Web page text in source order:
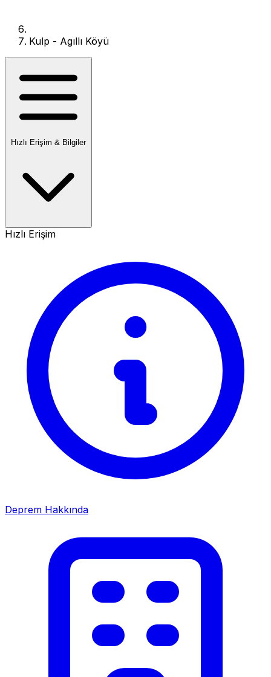
Kulp - Agıllı Köyü
Hızlı Erişim & Bilgiler
Hızlı Erişim
Deprem Hakkında